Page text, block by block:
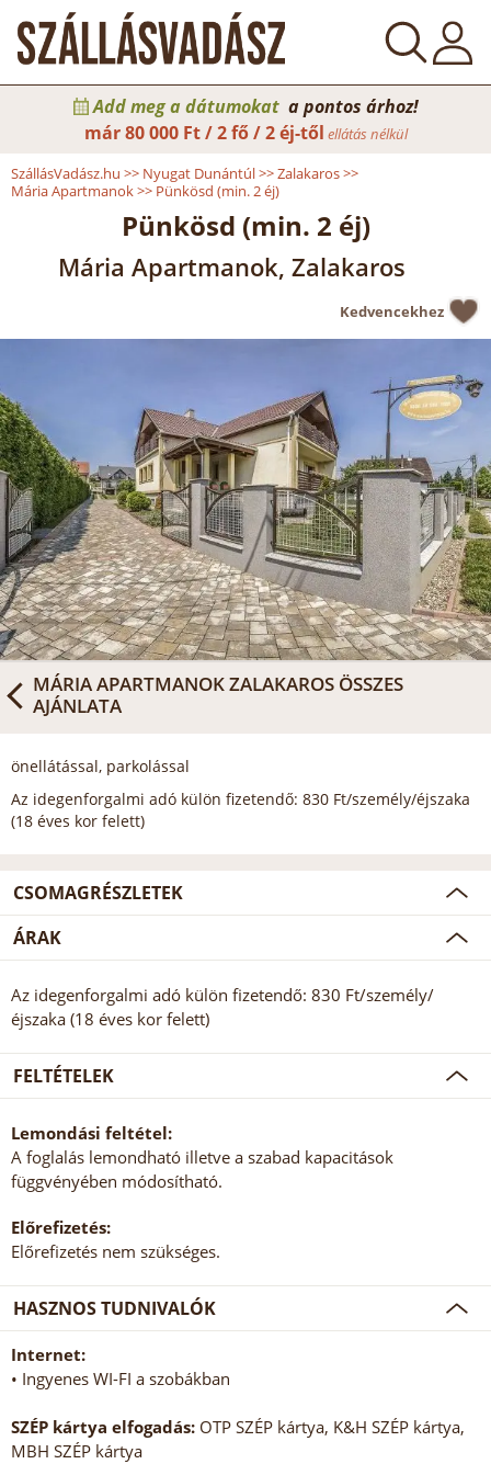
Add meg a dátumokat a pontos árhoz!
már80 000 Ft / 2 fő / 2 éj-től ellátás nélkül
SzállásVadász.hu >> Nyugat Dunántúl>>Zalakaros>>
Mária Apartmanok>> Pünkösd (min. 2 éj)
Pünkösd (min. 2 éj)
Mária Apartmanok, Zalakaros
Kedvencekhez
MÁRIA APARTMANOK ZALAKAROS ÖSSZES
AJÁNLATA
önellátással, parkolással
Az idegenforgalmi adó külön fizetendő: 830 Ft/személy/éjszaka
(18 éves kor felett)
CSOMAGRÉSZLETEK
ÁRAK
Az idegenforgalmi adó külön fizetendő: 830 Ft/személy/
éjszaka (18 éves kor felett)
FELTÉTELEK
Lemondási feltétel:
A foglalás lemondható illetve a szabad kapacitások
függvényében módosítható.
Előrefizetés:
Előrefizetés nem szükséges.
HASZNOS TUDNIVALÓK
Internet:
• Ingyenes WI-FI a szobákban
SZÉP kártya elfogadás: OTP SZÉP kártya, K&H SZÉP kártya,
MBH SZÉP kártya